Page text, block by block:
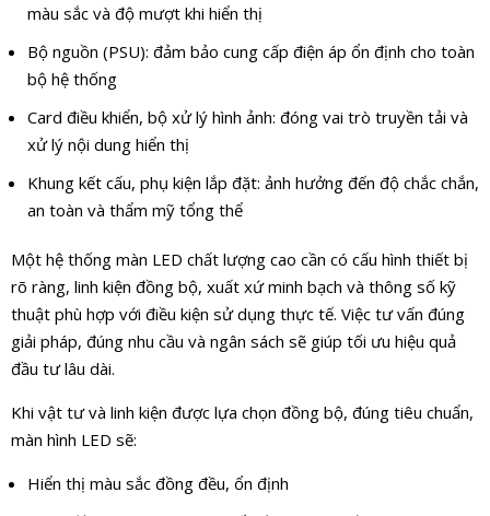
màu sắc và độ mượt khi hiển thị
Bộ nguồn (PSU): đảm bảo cung cấp điện áp ổn định cho toàn
bộ hệ thống
Card điều khiển, bộ xử lý hình ảnh: đóng vai trò truyền tải và
xử lý nội dung hiển thị
Khung kết cấu, phụ kiện lắp đặt: ảnh hưởng đến độ chắc chắn,
an toàn và thẩm mỹ tổng thể
Một hệ thống màn LED chất lượng cao cần có cấu hình thiết bị
rõ ràng, linh kiện đồng bộ, xuất xứ minh bạch và thông số kỹ
thuật phù hợp với điều kiện sử dụng thực tế. Việc tư vấn đúng
giải pháp, đúng nhu cầu và ngân sách sẽ giúp tối ưu hiệu quả
đầu tư lâu dài.
Khi vật tư và linh kiện được lựa chọn đồng bộ, đúng tiêu chuẩn,
màn hình LED sẽ:
Hiển thị màu sắc đồng đều, ổn định